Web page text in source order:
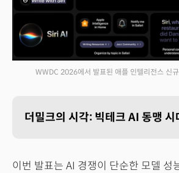
WWDC 2026에서 발표된 애플 인텔리전스 신
더밀크의 시각: 빅테크 AI 동맹 시
이번 발표는 AI 경쟁이 단순한 모델 성